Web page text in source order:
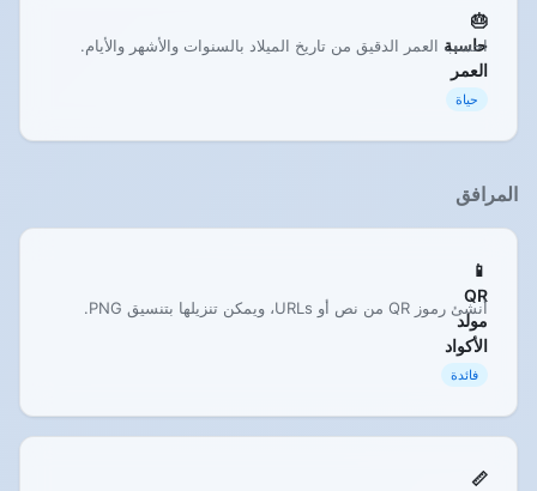
🎂
حاسبة
العمر
احسب العمر الدقيق من تاريخ الميلاد بالسنوات والأشهر والأيام.
حياة
المرافق
📱
QR
مولد
الأكواد
أنشئ رموز QR من نص أو URLs، ويمكن تنزيلها بتنسيق PNG.
فائدة
📏